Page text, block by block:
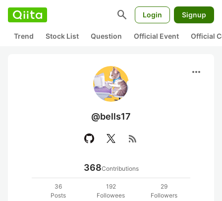
search Login Signup
Trend Stock List Question Official Event Official
more_horiz
@bells17
rss_feed
368Contributions
36
Posts
192
Followees
29
Followers